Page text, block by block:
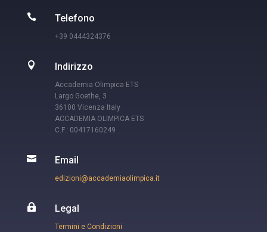
 Telefono
+39 0444324376
 Indirizzo
Accademia Olimpica ETS
Largo Goethe, 3
36100 Vicenza Italy
ACCADEMIA OLIMPICA ETS
C.F.: 00417160249
 Email
edizioni@accademiaolimpica.it
 Legal
Termini e Condizioni